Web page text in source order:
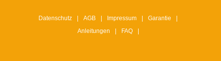
Datenschutz AGB Impressum
Garantie
Anleitungen
FAQ